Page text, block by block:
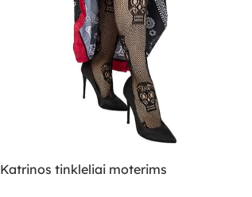
Katrinos tinkleliai moterims